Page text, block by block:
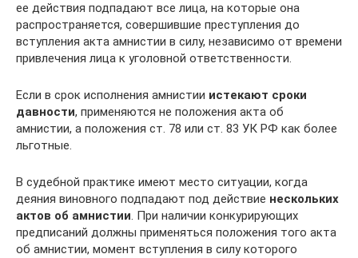
ее действия подпадают все лица, на которые она
распространяется, совершившие преступления до
вступления акта амнистии в силу, независимо от времени
привлечения лица к уголовной ответственности.
Если в срок исполнения амнистии истекают сроки
давности, применяются не положения акта об
амнистии, а положения ст. 78 или ст. 83 УК РФ как более
льготные.
В судебной практике имеют место ситуации, когда
деяния виновного подпадают под действие нескольких
актов об амнистии. При наличии конкурирующих
предписаний должны применяться положения того акта
об амнистии, момент вступления в силу которого